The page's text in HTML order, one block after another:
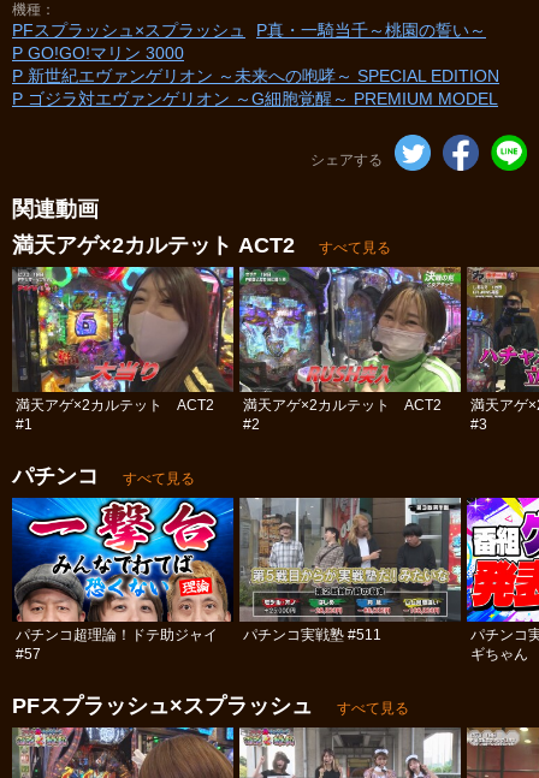
機種
PFスプラッシュ×スプラッシュ
P真・一騎当千～桃園の誓い～
P GO!GO!マリン 3000
P 新世紀エヴァンゲリオン ～未来への咆哮～ SPECIAL EDITION
P ゴジラ対エヴァンゲリオン ～G細胞覚醒～ PREMIUM MODEL
シェアする
関連動画
満天アゲ×2カルテット ACT2
すべて見る
満天アゲ×2カルテット ACT2
#1
満天アゲ×2カルテット ACT2
#2
満天アゲ
#3
パチンコ すべて見る
パチンコ超理論！ドテ助ジャイ
#57
パチンコ実戦塾 #511
パチンコ
ギちゃん
PFスプラッシュ×スプラッシュ すべて見る